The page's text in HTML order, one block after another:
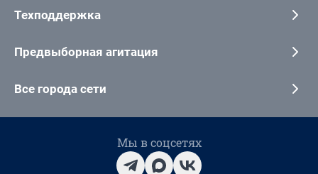
Техподдержка
Предвыборная агитация
Все города сети
Мы в соцсетях